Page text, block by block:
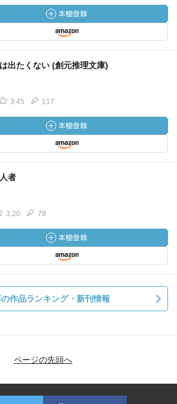
出たくない (創元推理文庫)
3.45 117
者
3.20 79
作品ランキング・新刊情報
ページの先頭へ